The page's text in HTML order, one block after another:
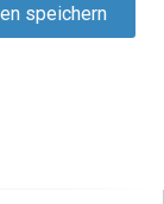
speichern